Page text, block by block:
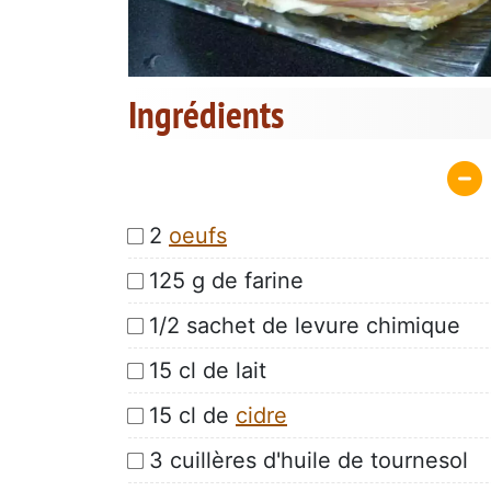
Ingrédients
2 oeufs
125 g de farine
1/2 sachet de levure chimique
15 cl de lait
15 cl de cidre
3 cuillères d'huile de tournesol